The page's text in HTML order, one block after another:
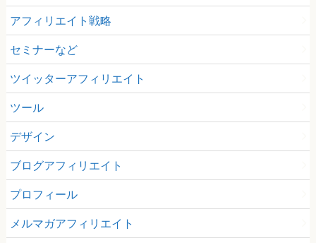
アフィリエイト戦略
セミナーなど
ツイッターアフィリエイト
ツール
デザイン
ブログアフィリエイト
プロフィール
メルマガアフィリエイト